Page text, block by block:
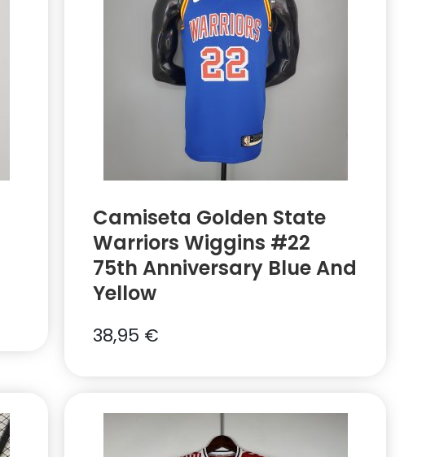
Camiseta Golden State
Warriors Wiggins #22
75th Anniversary Blue And
Yellow
38,95 €